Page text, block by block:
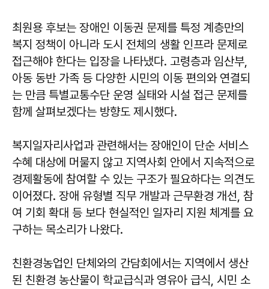
최원용 후보는 장애인 이동권 문제를 특정 계층만의
복지 정책이 아니라 도시 전체의 생활 인프라 문제로
접근해야 한다는 입장을 나타냈다. 고령층과 임산부,
아동 동반 가족 등 다양한 시민의 이동 편의와 연결되
는 만큼 특별교통수단 운영 실태와 시설 접근 문제를
함께 살펴보겠다는 방향도 제시했다.
복지일자리사업과 관련해서는 장애인이 단순 서비스
수혜 대상에 머물지 않고 지역사회 안에서 지속적으로
경제활동에 참여할 수 있는 구조가 필요하다는 의견도
이어졌다. 장애 유형별 직무 개발과 근무환경 개선, 참
여 기회 확대 등 보다 현실적인 일자리 지원 체계를 요
구하는 목소리가 나왔다.
친환경농업인 단체와의 간담회에서는 지역에서 생산
된 친환경 농산물이 학교급식과 영유아 급식, 시민 소